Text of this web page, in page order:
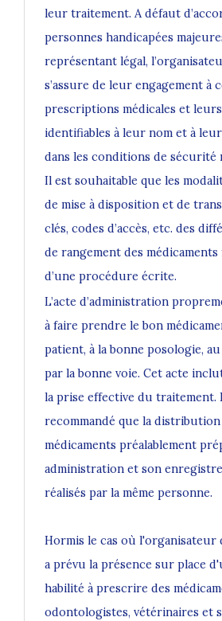
leur traitement. A défaut
personnes handicapées
représentant légal,
s’assure de leur engagement à
prescriptions médicales et
identifiables à leur nom et à
dans les conditions de sécurité
Il est souhaitable que les
de mise à disposition et de
clés, codes d’accès, etc. des
de rangement des médicaments
d’une procédure écrite.
L’acte d’administration
à faire prendre le bon
patient, à la bonne posologie,
par la bonne voie. Cet acte
la prise effective du traitement.
recommandé que la distribution
médicaments préalablement
administration et son
réalisés par la même personne.
Hormis le cas où l'organisateur
a prévu la présence sur place
habilité à prescrire des
odontologistes, vétérinaires et